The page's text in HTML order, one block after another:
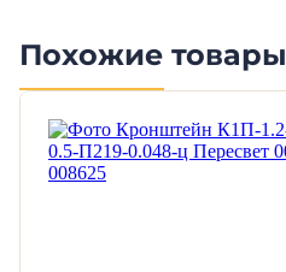
Похожие товары